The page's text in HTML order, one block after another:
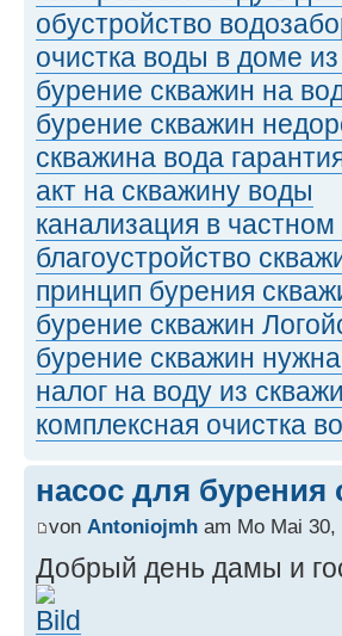
обустройство
очистка воды в доме
бурение скважин на
бурение скважин
скважина вода
акт на скважину воды
канализация в
благоустройство
принцип бурения
бурение скважин
бурение скважин
налог на воду из
комплексная очистка
насос для бурения
von Antoniojmh am Mo Mai 30,
Добрый день дамы и